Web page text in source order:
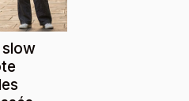
slow